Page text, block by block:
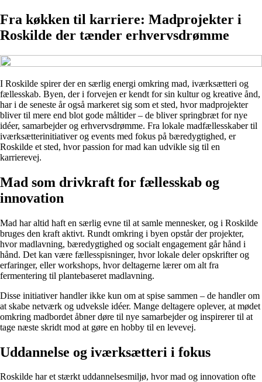
Fra køkken til karriere: Madprojekter i
Roskilde der tænder erhvervsdrømme
I Roskilde spirer der en særlig energi omkring mad, iværksætteri og
fællesskab. Byen, der i forvejen er kendt for sin kultur og kreative ånd,
har i de seneste år også markeret sig som et sted, hvor madprojekter
bliver til mere end blot gode måltider – de bliver springbræt for nye
idéer, samarbejder og erhvervsdrømme. Fra lokale madfællesskaber til
iværksætterinitiativer og events med fokus på bæredygtighed, er
Roskilde et sted, hvor passion for mad kan udvikle sig til en
karrierevej.
Mad som drivkraft for fællesskab og
innovation
Mad har altid haft en særlig evne til at samle mennesker, og i Roskilde
bruges den kraft aktivt. Rundt omkring i byen opstår der projekter,
hvor madlavning, bæredygtighed og socialt engagement går hånd i
hånd. Det kan være fællesspisninger, hvor lokale deler opskrifter og
erfaringer, eller workshops, hvor deltagerne lærer om alt fra
fermentering til plantebaseret madlavning.
Disse initiativer handler ikke kun om at spise sammen – de handler om
at skabe netværk og udveksle idéer. Mange deltagere oplever, at mødet
omkring madbordet åbner døre til nye samarbejder og inspirerer til at
tage næste skridt mod at gøre en hobby til en levevej.
Uddannelse og iværksætteri i fokus
Roskilde har et stærkt uddannelsesmiljø, hvor mad og innovation ofte